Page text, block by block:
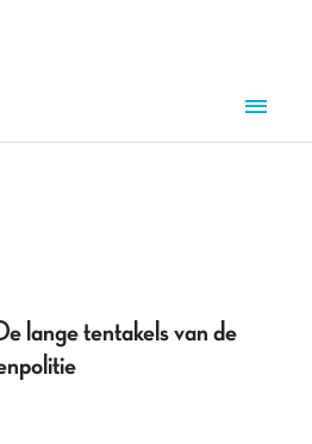
lange tentakels van de